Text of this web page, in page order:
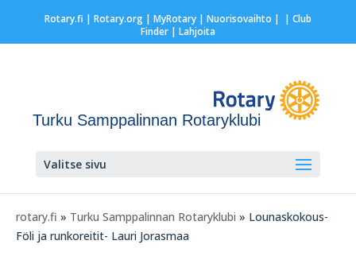
Rotary.fi | Rotary.org| MyRotary | Nuorisovaihto | | Club
Finder| Lahjoita
Turku Samppalinnan Rotaryklubi
Valitse sivu
rotary.fi » Turku Samppalinnan Rotaryklubi » Lounaskokous-
Föli ja runkoreitit- Lauri Jorasmaa